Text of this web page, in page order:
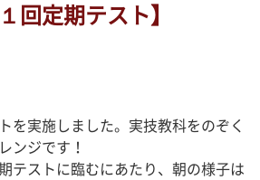
回定期テスト】
を実施しました。実技教科をのぞく
ンジです！
テストに臨むにあたり、朝の様子は